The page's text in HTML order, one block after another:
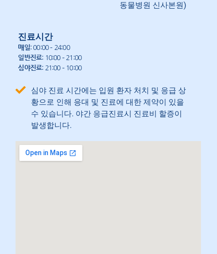
동물병원 신사본원)
진료시간
매일: 00:00 – 24:00
일반진료: 10:00 – 21:00
심야진료: 21:00 – 10:00
심야 진료 시간에는 입원 환자 처치 및 응급 상
황으로 인해 응대 및 진료에 대한 제약이 있을
수 있습니다. 야간 응급진료시 진료비 할증이
발생합니다.